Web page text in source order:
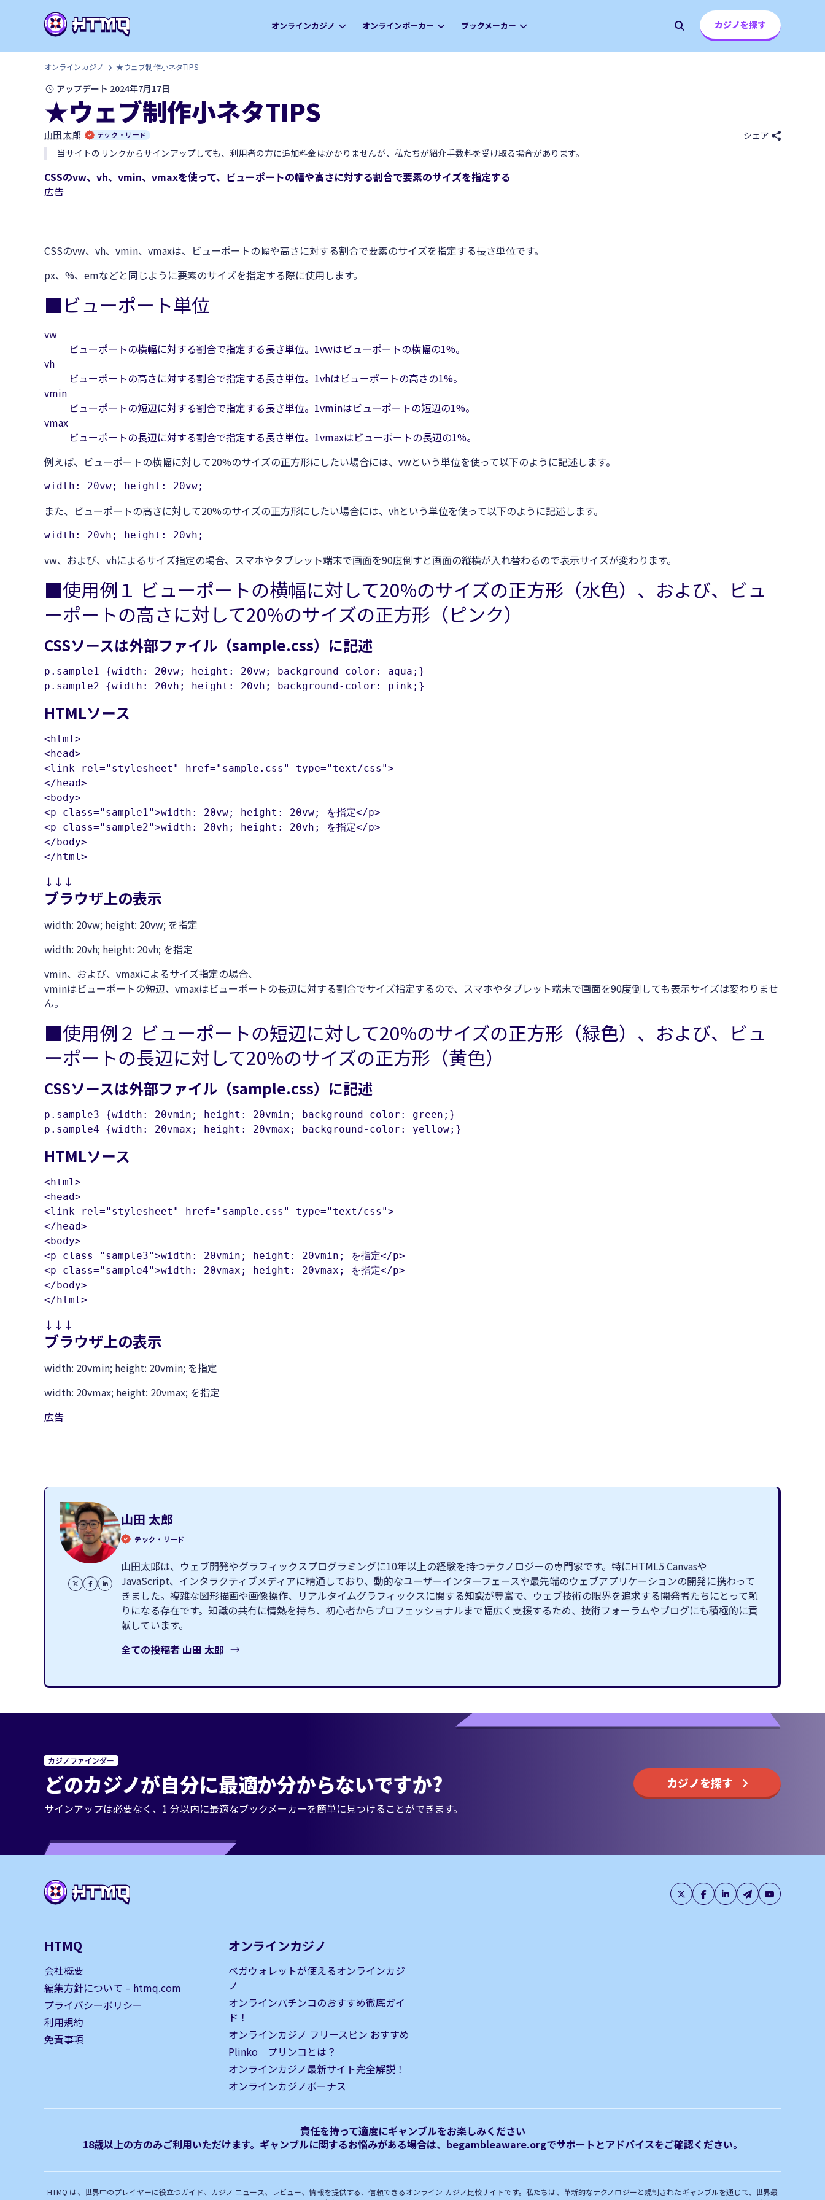
オンラインカジノ オンラインポーカー ブックメーカー カジノを探す
オンラインカジノ ★ウェブ制作小ネタTIPS
アップデート 2024年7月17日
★ウェブ制作小ネタTIPS
山田 太郎 テック・リード
シェア
当サイトのリンクからサインアップしても、利用者の方に追加料金はかかりませんが、私たちが紹介手数料を受け取る場合があります。
CSSのvw、vh、vmin、vmaxを使って、ビューポートの幅や高さに対する割合で要素のサイズを指定する
広告
CSSのvw、vh、vmin、vmaxは、ビューポートの幅や高さに対する割合で要素のサイズを指定する長さ単位です。
px、%、emなどと同じように要素のサイズを指定する際に使用します。
■ビューポート単位
vw
ビューポートの横幅に対する割合で指定する長さ単位。1vwはビューポートの横幅の1%。
vh
ビューポートの高さに対する割合で指定する長さ単位。1vhはビューポートの高さの1%。
vmin
ビューポートの短辺に対する割合で指定する長さ単位。1vminはビューポートの短辺の1%。
vmax
ビューポートの長辺に対する割合で指定する長さ単位。1vmaxはビューポートの長辺の1%。
例えば、ビューポートの横幅に対して20%のサイズの正方形にしたい場合には、vwという単位を使って以下のように記述します。
width: 20vw; height: 20vw;
また、ビューポートの高さに対して20%のサイズの正方形にしたい場合には、vhという単位を使って以下のように記述します。
width: 20vh; height: 20vh;
vw、および、vhによるサイズ指定の場合、スマホやタブレット端末で画面を90度倒すと画面の縦横が入れ替わるので表示サイズが変わります。
■使用例１ ビューポートの横幅に対して20%のサイズの正方形（水色）、および、ビュ
ーポートの高さに対して20%のサイズの正方形（ピンク）
CSSソースは外部ファイル（sample.css）に記述
p.sample1 {width: 20vw; height: 20vw; background-color: aqua;}
p.sample2 {width: 20vh; height: 20vh; background-color: pink;}
HTMLソース
<html>
<head>
<link rel="stylesheet" href="sample.css" type="text/css">
</head>
<body>
<p class="sample1">width: 20vw; height: 20vw; を指定</p>
<p class="sample2">width: 20vh; height: 20vh; を指定</p>
</body>
</html>
↓↓↓
ブラウザ上の表示
width: 20vw; height: 20vw; を指定
width: 20vh; height: 20vh; を指定
vmin、および、vmaxによるサイズ指定の場合、
vminはビューポートの短辺、vmaxはビューポートの長辺に対する割合でサイズ指定するので、スマホやタブレット端末で画面を90度倒しても表示サイズは変わりませ
ん。
■使用例２ ビューポートの短辺に対して20%のサイズの正方形（緑色）、および、ビュ
ーポートの長辺に対して20%のサイズの正方形（黄色）
CSSソースは外部ファイル（sample.css）に記述
p.sample3 {width: 20vmin; height: 20vmin; background-color: green;}
p.sample4 {width: 20vmax; height: 20vmax; background-color: yellow;}
HTMLソース
<html>
<head>
<link rel="stylesheet" href="sample.css" type="text/css">
</head>
<body>
<p class="sample3">width: 20vmin; height: 20vmin; を指定</p>
<p class="sample4">width: 20vmax; height: 20vmax; を指定</p>
</body>
</html>
↓↓↓
ブラウザ上の表示
width: 20vmin; height: 20vmin; を指定
width: 20vmax; height: 20vmax; を指定
広告
山田 太郎
テック・リード
山田太郎は、ウェブ開発やグラフィックスプログラミングに10年以上の経験を持つテクノロジーの専門家です。特にHTML5 Canvasや
JavaScript、インタラクティブメディアに精通しており、動的なユーザーインターフェースや最先端のウェブアプリケーションの開発に携わって
きました。複雑な図形描画や画像操作、リアルタイムグラフィックスに関する知識が豊富で、ウェブ技術の限界を追求する開発者たちにとって頼
りになる存在です。知識の共有に情熱を持ち、初心者からプロフェッショナルまで幅広く支援するため、技術フォーラムやブログにも積極的に貢
献しています。
全ての投稿者 山田 太郎
カジノファインダー
どのカジノが自分に最適か分からないですか?
サインアップは必要なく、1 分以内に最適なブックメーカーを簡単に見つけることができます。
カジノを探す
HTMQ
会社概要
編集方針について – htmq.com
プライバシーポリシー
利用規約
免責事項
オンラインカジノ
ベガウォレットが使えるオンラインカジ
ノ
オンラインパチンコのおすすめ徹底ガイ
ド！
オンラインカジノ フリースピン おすすめ
Plinko｜プリンコとは？
オンラインカジノ最新サイト完全解説！
オンラインカジノボーナス
責任を持って適度にギャンブルをお楽しみください
18歳以上の方のみご利用いただけます。ギャンブルに関するお悩みがある場合は、begambleaware.orgでサポートとアドバイスをご確認ください。
HTMQ は、世界中のプレイヤーに役立つガイド、カジノ ニュース、レビュー、情報を提供する、信頼できるオンライン カジノ比較サイトです。私たちは、革新的なテクノロジーと規制されたギャンブルを通じて、世界最